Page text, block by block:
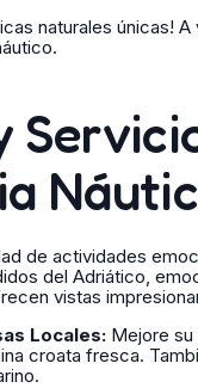
naturales únicas!
de actividades
del Adriático,
vistas
Locales: Mejore
croata fresca.